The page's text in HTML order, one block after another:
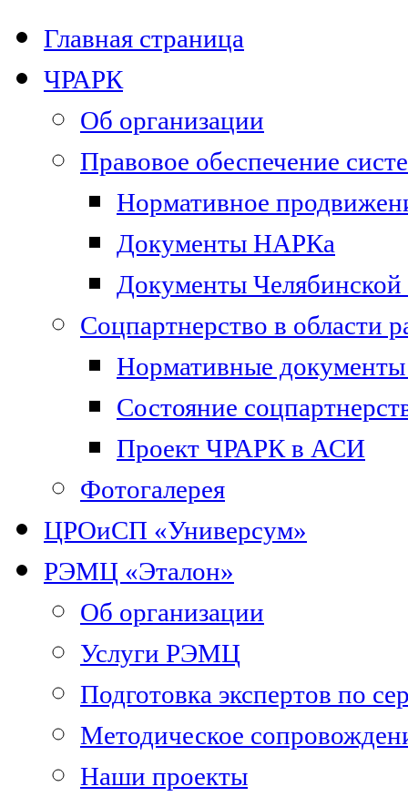
Главная страница
ЧРАРК
Об организации
Правовое обеспечение
Нормативное
Документы НАРКа
Документы Челябинской
Соцпартнерство в области
Нормативные документы
Состояние
Проект ЧРАРК в АСИ
Фотогалерея
ЦРОиСП «Универсум»
РЭМЦ «Эталон»
Об организации
Услуги РЭМЦ
Подготовка экспертов по
Методическое
Наши проекты